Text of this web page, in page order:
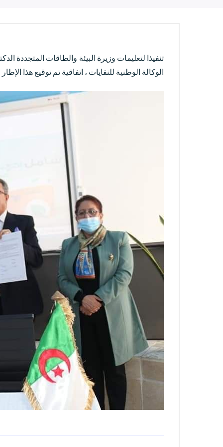
الوكالة الوطنية للنفايات ، اتفاقية تم توقيع هذا